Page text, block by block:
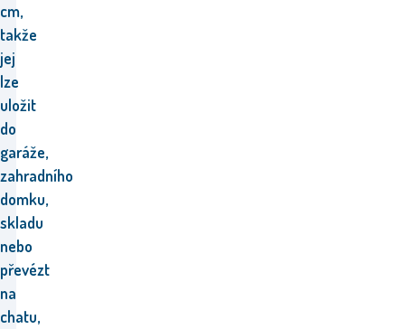
cm,
takže
jej
lze
uložit
do
garáže,
zahradního
domku,
skladu
nebo
převézt
na
chatu,